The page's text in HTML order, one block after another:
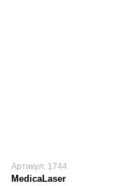
Артикул: 1744
MedicaLaser